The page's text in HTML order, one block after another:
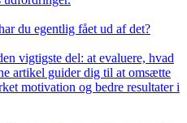
du egentlig fået ud af det?
vigtigste del: at evaluere, hvad
artikel guider dig til at omsætte
motivation og bedre resultater i